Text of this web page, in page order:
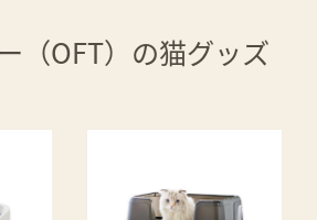
（OFT）の猫グッズ